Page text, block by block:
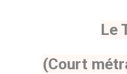
Le
(Court